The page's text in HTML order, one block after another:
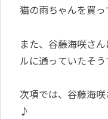
猫の雨ちゃんを買っ
また、谷藤海咲さ
ルに通っていたそう
次項では、谷藤海
♪